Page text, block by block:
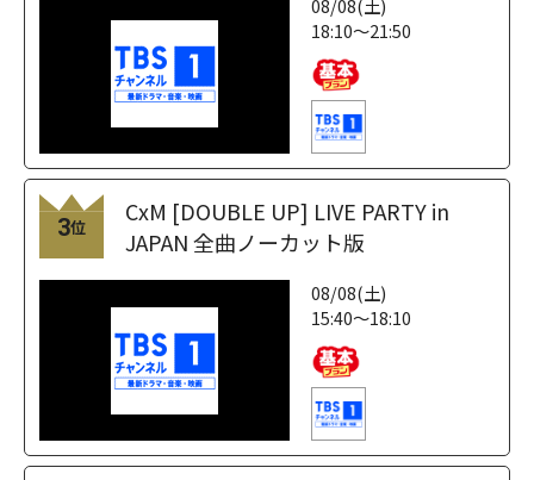
08/08(土)
18:10～21:50
3位
CxM [DOUBLE UP] LIVE PARTY in
JAPAN 全曲ノーカット版
08/08(土)
15:40～18:10